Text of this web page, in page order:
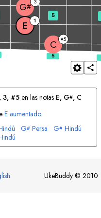
C #5
E 1
G#
5
3, #5en las notas E, G#, C
Eaumentado.
G# Persa G# Hindú
UkeBuddy © 2010